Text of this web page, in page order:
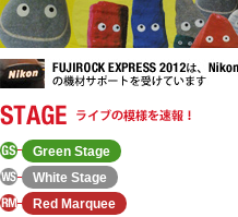
Green Stage
White Stage
Red Marquee